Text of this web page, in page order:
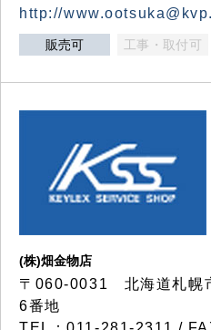
http://
販売可 工事・取付可
(株)畑金物店
〒060-0031 北海道札幌
6番地